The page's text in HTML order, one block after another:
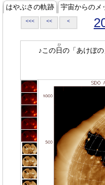
はやぶさの軌跡 宇宙からのメ
<<< << <
♪この日
ひ
の「あけぼの